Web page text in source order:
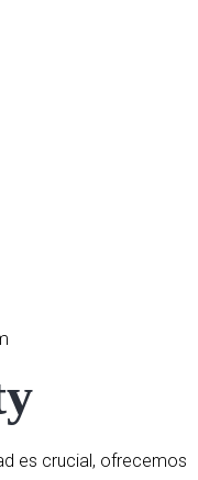
es crucial, ofrecemos